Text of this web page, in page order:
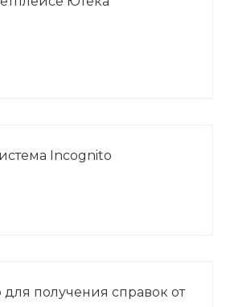
Incognito
получения справок от